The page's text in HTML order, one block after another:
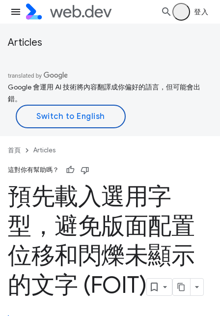
登入
Articles
Google 會運用 AI 技術將內容翻譯成你偏好的語言，但可能會出
錯。
首頁 Articles
這對你有幫助嗎？
預先載入選用字
型，避免版面配置
位移和閃爍未顯示
的文字 (FOIT)